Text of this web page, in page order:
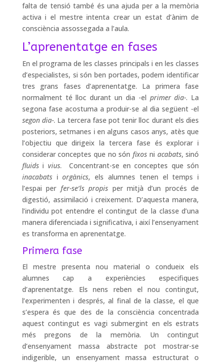
falta de tensió també és una ajuda per a la memòria
activa i el mestre intenta crear un estat d’ànim de
consciència assossegada a l’aula.
L’aprenentatge en fases
En el programa de les classes principals i en les classes
d’especialistes, si són ben portades, podem identificar
tres grans fases d’aprenentatge. La primera fase
normalment té lloc durant un dia -el primer dia-. La
segona fase acostuma a produir-se al dia següent -el
segon dia-. La tercera fase pot tenir lloc durant els dies
posteriors, setmanes i en alguns casos anys, atès que
l’objectiu que dirigeix la tercera fase és explorar i
considerar conceptes que no sónfixos ni acabats, sinó
fluidsi vius. Concentrant-se en conceptes que són
inacabats iorgànics, els alumnes tenen el temps i
l’espai per fer-se’ls propis per mitjà d’un procés de
digestió, assimilació i creixement. D’aquesta manera,
l’individu pot entendre el contingut de la classe d’una
manera diferenciada i significativa, i així l’ensenyament
es transforma en aprenentatge.
Primera fase
El mestre presenta nou material o condueix els
alumnes cap a experiències especifiques
d’aprenentatge. Els nens reben el nou contingut,
l’experimenten i després, al final de la classe, el que
s’espera és que des de la consciència concentrada
aquest contingut es vagi submergint en els estrats
més pregons de la memòria. Un contingut
d’ensenyament massa abstracte pot mostrar-se
indigerible, un ensenyament massa estructurat o